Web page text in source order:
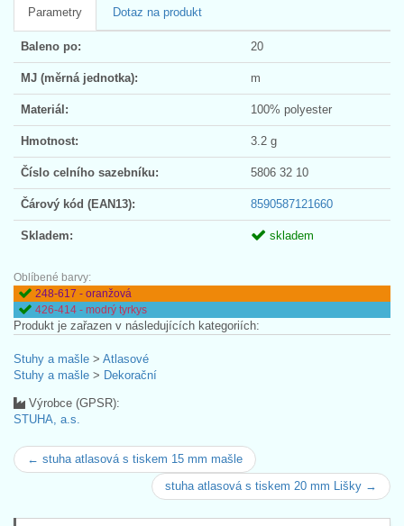
Parametry Dotaz na produkt
Baleno po: 20
MJ (měrná jednotka): m
Materiál: 100% polyester
Hmotnost: 3.2 g
Číslo celního sazebníku: 5806 32 10
Čárový kód (EAN13): 8590587121660
Skladem: skladem
Oblíbené barvy:
248-617 - oranžová
426-414 - modrý tyrkys
Produkt je zařazen v následujících kategoriích:
Stuhy a mašle > Atlasové
Stuhy a mašle > Dekorační
Výrobce (GPSR):
STUHA, a.s.
← stuha atlasová s tiskem 15 mm mašle
stuha atlasová s tiskem 20 mm Lišky →